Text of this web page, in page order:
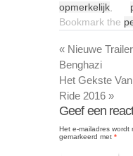
opmerkelijk
Bookmark the
« Nieuwe
Benghazi
Het Gekste
Ride 2016 »
Geef een
Het e-mailadres wordt
gemarkeerd met *